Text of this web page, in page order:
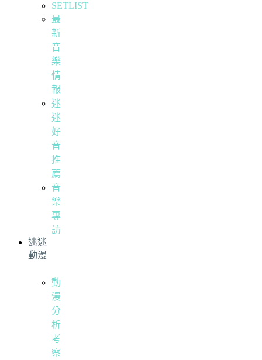
SETLIST
最
新
音
樂
情
報
迷
迷
好
音
推
薦
音
樂
專
訪
迷迷
動漫
動
漫
分
析
考
察